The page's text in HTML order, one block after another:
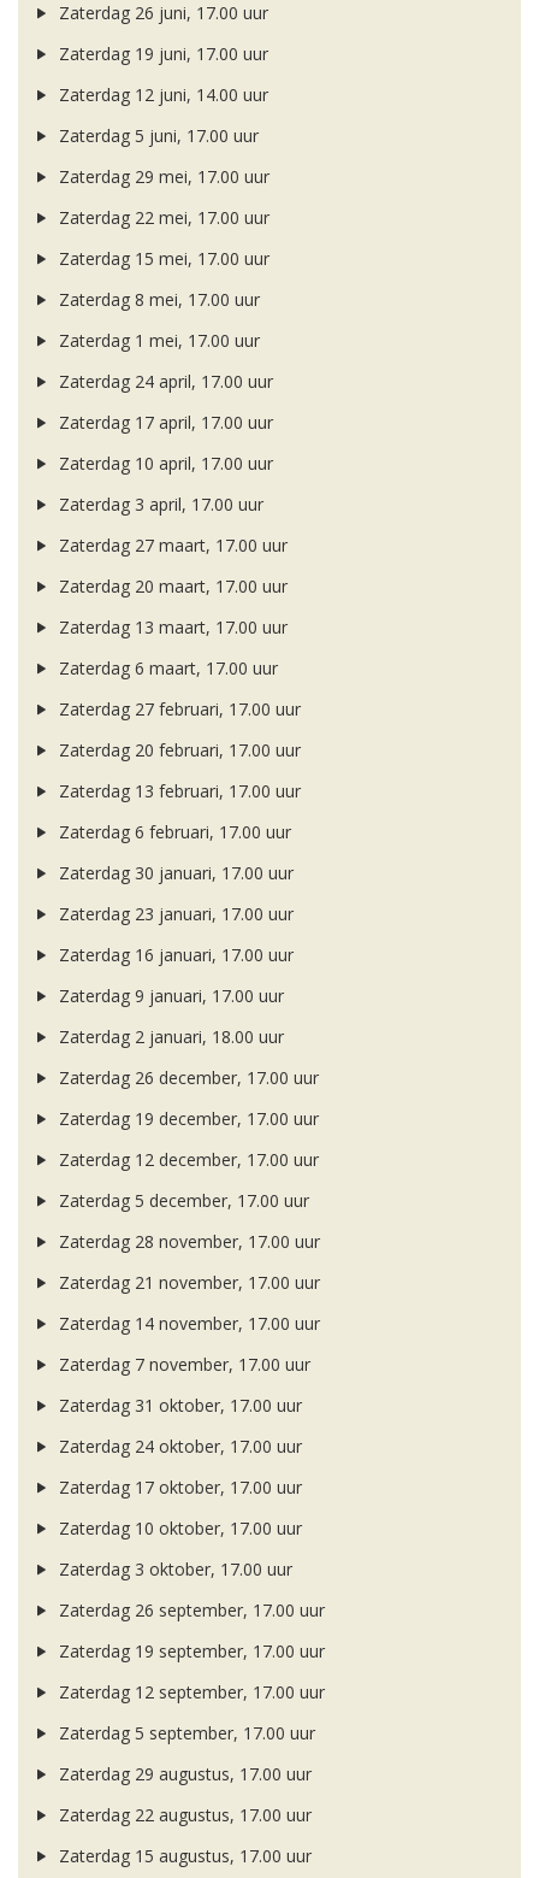
Zaterdag 26 juni, 17.00 uur
Zaterdag 19 juni, 17.00 uur
Zaterdag 12 juni, 14.00 uur
Zaterdag 5 juni, 17.00 uur
Zaterdag 29 mei, 17.00 uur
Zaterdag 22 mei, 17.00 uur
Zaterdag 15 mei, 17.00 uur
Zaterdag 8 mei, 17.00 uur
Zaterdag 1 mei, 17.00 uur
Zaterdag 24 april, 17.00 uur
Zaterdag 17 april, 17.00 uur
Zaterdag 10 april, 17.00 uur
Zaterdag 3 april, 17.00 uur
Zaterdag 27 maart, 17.00 uur
Zaterdag 20 maart, 17.00 uur
Zaterdag 13 maart, 17.00 uur
Zaterdag 6 maart, 17.00 uur
Zaterdag 27 februari, 17.00 uur
Zaterdag 20 februari, 17.00 uur
Zaterdag 13 februari, 17.00 uur
Zaterdag 6 februari, 17.00 uur
Zaterdag 30 januari, 17.00 uur
Zaterdag 23 januari, 17.00 uur
Zaterdag 16 januari, 17.00 uur
Zaterdag 9 januari, 17.00 uur
Zaterdag 2 januari, 18.00 uur
Zaterdag 26 december, 17.00 uur
Zaterdag 19 december, 17.00 uur
Zaterdag 12 december, 17.00 uur
Zaterdag 5 december, 17.00 uur
Zaterdag 28 november, 17.00 uur
Zaterdag 21 november, 17.00 uur
Zaterdag 14 november, 17.00 uur
Zaterdag 7 november, 17.00 uur
Zaterdag 31 oktober, 17.00 uur
Zaterdag 24 oktober, 17.00 uur
Zaterdag 17 oktober, 17.00 uur
Zaterdag 10 oktober, 17.00 uur
Zaterdag 3 oktober, 17.00 uur
Zaterdag 26 september, 17.00 uur
Zaterdag 19 september, 17.00 uur
Zaterdag 12 september, 17.00 uur
Zaterdag 5 september, 17.00 uur
Zaterdag 29 augustus, 17.00 uur
Zaterdag 22 augustus, 17.00 uur
Zaterdag 15 augustus, 17.00 uur